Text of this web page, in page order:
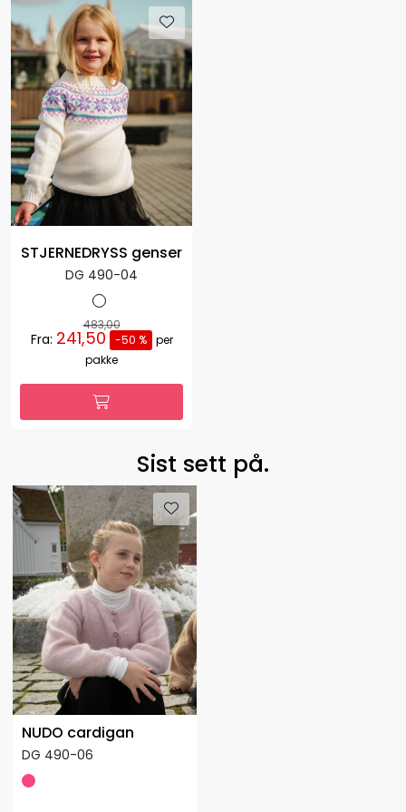
STJERNEDRYSS genser
DG 490-04
483,00
Fra: 241,50 -50 %
per
pakke
Sist sett på.
NUDO cardigan
DG 490-06